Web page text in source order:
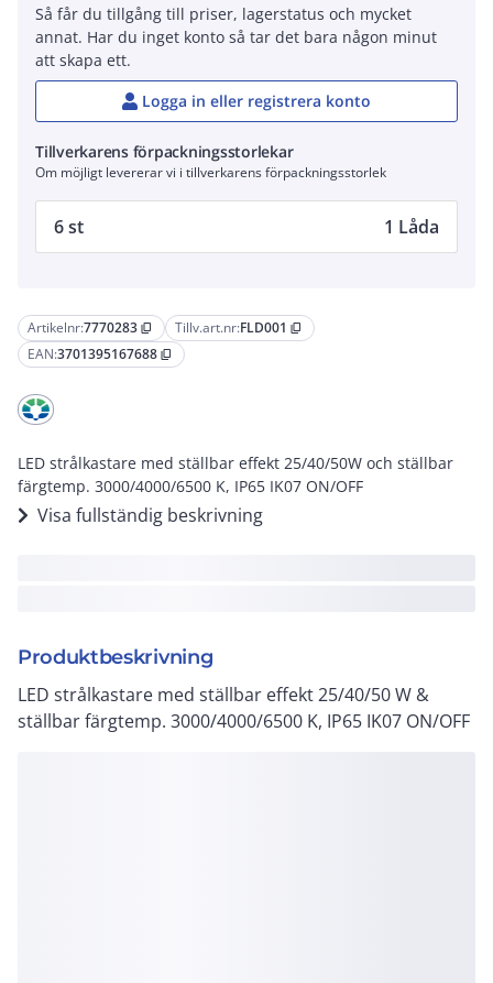
Artikelnr:7770283 content_copy Tillv.art.nr:FLD001 content_copy
EAN:3701395167688 content_copy
LED strålkastare med ställbar effekt 25/40/50W och ställbar
färgtemp. 3000/4000/6500 K, IP65 IK07 ON/OFF
Visa fullständig beskrivning
Produktbeskrivning
LED strålkastare med ställbar effekt 25/40/50 W &
ställbar färgtemp. 3000/4000/6500 K, IP65 IK07 ON/OFF
Så får du tillgång till priser, lagerstatus och mycket
annat. Har du inget konto så tar det bara någon minut
att skapa ett.
Logga in eller registrera konto
Tillverkarens förpackningsstorlekar
Om möjligt levererar vi i tillverkarens förpackningsstorlek
6 st 1 Låda